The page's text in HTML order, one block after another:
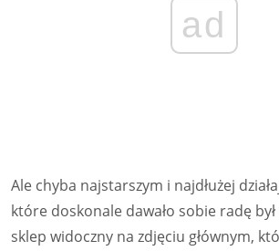
ad
Ale chyba najstarszym i najdłużej
które doskonale dawało sobie radę
sklep widoczny na zdjęciu głównym,